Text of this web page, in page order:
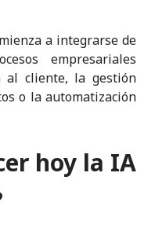
a integrarse de
empresariales
al cliente, la gestión
o la automatización
hoy la IA